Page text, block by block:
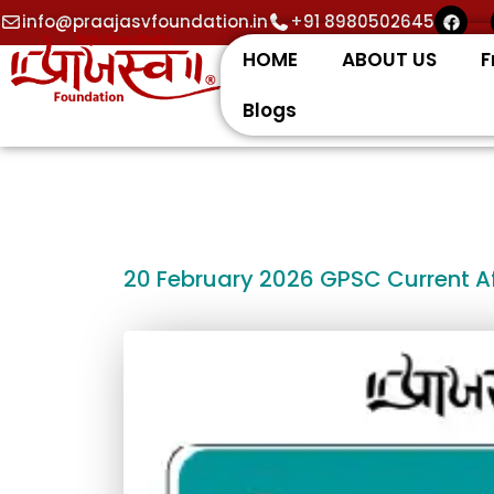
Skip
to
content
info@praajasvfoundation.in +91 8980502645 F
a
HOME ABOUT US
Blogs
20 February 2026 GPSC Current